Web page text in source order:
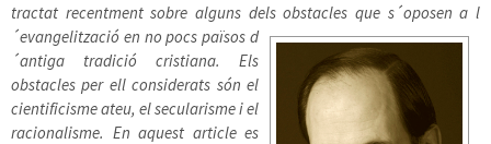
tractat recentment sobre alguns dels obstacles que s´oposen a l
´evangelització en no pocs països d
´antiga tradició cristiana. Els
obstacles per ell considerats són el
cientificisme ateu, el secularisme i el
racionalisme. En aquest article es